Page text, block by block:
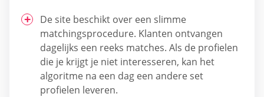
De site beschikt over een slimme
matchingsprocedure. Klanten ontvangen
dagelijks een reeks matches. Als de profielen
die je krijgt je niet interesseren, kan het
algoritme na een dag een andere set
profielen leveren.